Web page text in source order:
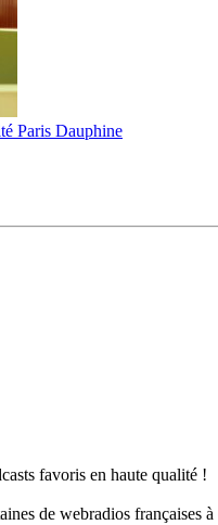
Paris Dauphine
favoris en haute qualité !
de webradios françaises